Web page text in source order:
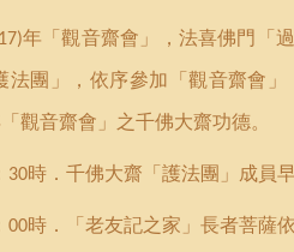
年「觀音齋會」，法喜佛門「
法團」，依序參加「觀音齋會
觀音齋會」之千佛大齋功德。
30時．千佛大齋「護法團」成員
00時．「老友記之家」長者菩薩